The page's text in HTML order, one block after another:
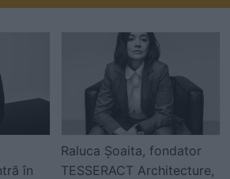
în
Raluca Șoaita, fondator
TESSERACT Architecture,